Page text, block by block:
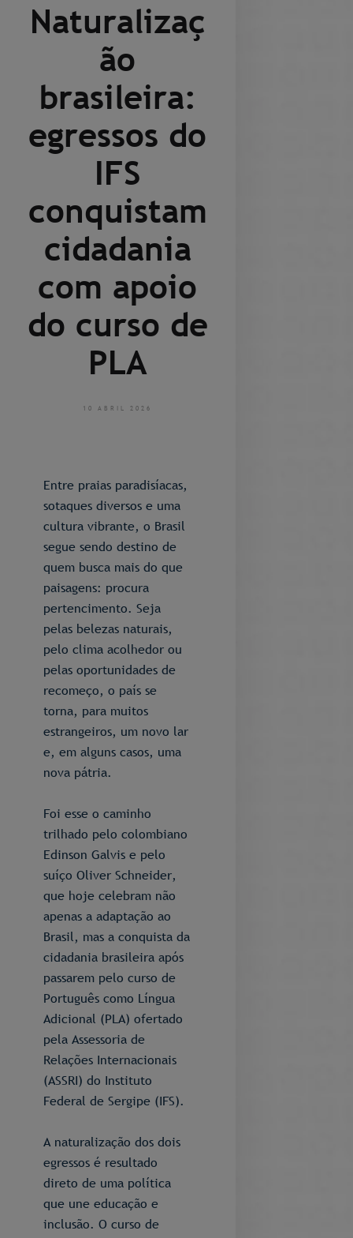
Naturalizaç
ão
brasileira:
egressos do
IFS
conquistam
cidadania
com apoio
do curso de
PLA
10 ABRIL 2026
Entre praias paradisíacas,
sotaques diversos e uma
cultura vibrante, o Brasil
segue sendo destino de
quem busca mais do que
paisagens: procura
pertencimento. Seja
pelas belezas naturais,
pelo clima acolhedor ou
pelas oportunidades de
recomeço, o país se
torna, para muitos
estrangeiros, um novo lar
e, em alguns casos, uma
nova pátria.
Foi esse o caminho
trilhado pelo colombiano
Edinson Galvis e pelo
suíço Oliver Schneider,
que hoje celebram não
apenas a adaptação ao
Brasil, mas a conquista da
cidadania brasileira após
passarem pelo curso de
Português como Língua
Adicional (PLA) ofertado
pela Assessoria de
Relações Internacionais
(ASSRI) do Instituto
Federal de Sergipe (IFS).
A naturalização dos dois
egressos é resultado
direto de uma política
que une educação e
inclusão. O curso de